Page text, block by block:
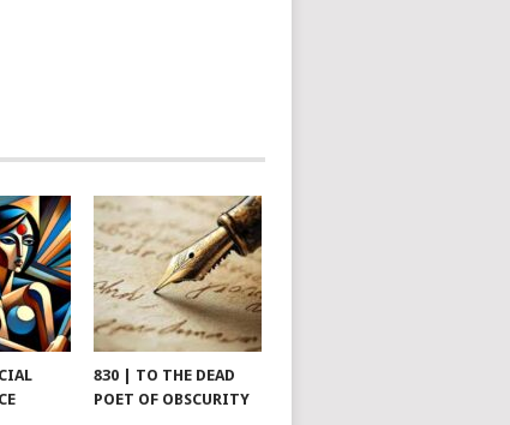
830 | TO THE DEAD
POET OF OBSCURITY